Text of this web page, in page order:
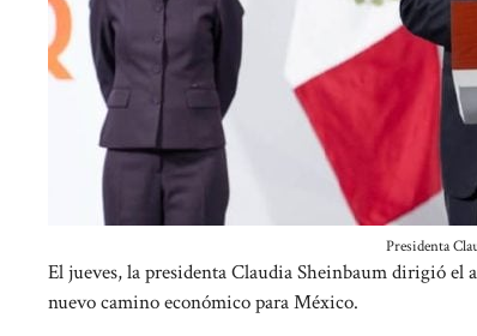
Presidenta
El jueves, la presidenta Claudia Sheinbaum dirigió
nuevo camino económico para México.